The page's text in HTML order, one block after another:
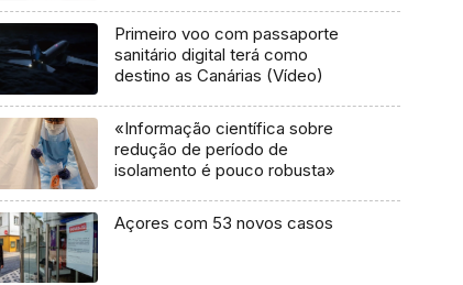
Primeiro voo com passaporte
sanitário digital terá como
destino as Canárias (Vídeo)
«Informação científica sobre
redução de período de
isolamento é pouco robusta»
Açores com 53 novos casos